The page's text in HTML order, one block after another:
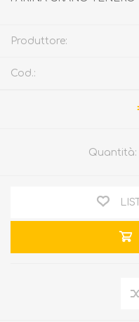
Produttore:
Cod.:
Quantità: